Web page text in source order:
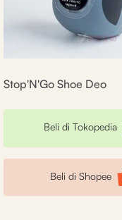
Stop'N'Go Shoe Deo
Beli di Tokopedia
Beli di Shopee